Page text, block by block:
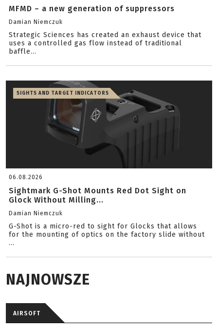
MFMD – a new generation of suppressors
Damian Niemczuk
Strategic Sciences has created an exhaust device that
uses a controlled gas flow instead of traditional
baffle...
SIGHTS AND TARGET INDICATORS
06.08.2026
Sightmark G-Shot Mounts Red Dot Sight on
Glock Without Milling...
Damian Niemczuk
G-Shot is a micro-red to sight for Glocks that allows
for the mounting of optics on the factory slide without
...
NAJNOWSZE
AIRSOFT